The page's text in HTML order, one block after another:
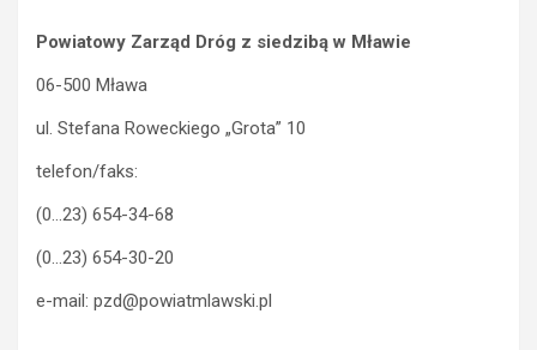
Powiatowy Zarząd Dróg z siedzibą w Mławie
06-500 Mława
ul. Stefana Roweckiego „Grota” 10
telefon/faks:
(0…23) 654-34-68
(0…23) 654-30-20
e-mail: pzd@powiatmlawski.pl